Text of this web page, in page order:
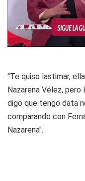
"Te quiso lastimar,
Nazarena Vélez,
digo que tengo data
comparando con
Nazarena".